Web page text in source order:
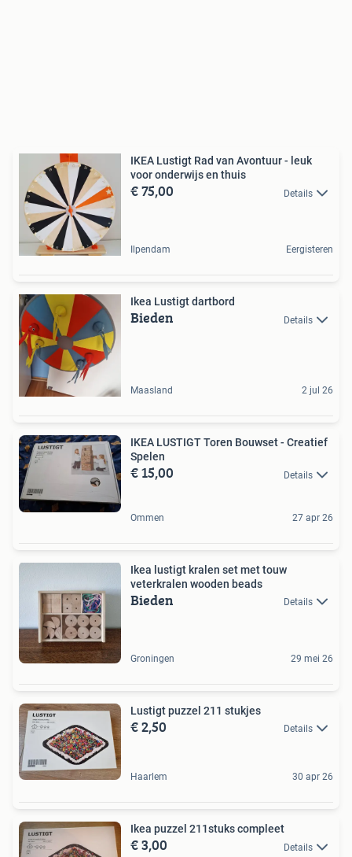
IKEA Lustigt Rad van Avontuur - leuk
voor onderwijs en thuis
€ 75,00 Details
Ilpendam Eergisteren
Ikea Lustigt dartbord
Bieden Details
Maasland 2 jul 26
IKEA LUSTIGT Toren Bouwset - Creatief
Spelen
€ 15,00 Details
Ommen 27 apr 26
Ikea lustigt kralen set met touw
veterkralen wooden beads
Bieden Details
Groningen 29 mei 26
Lustigt puzzel 211 stukjes
€ 2,50 Details
Haarlem 30 apr 26
Ikea puzzel 211stuks compleet
€ 3,00 Details